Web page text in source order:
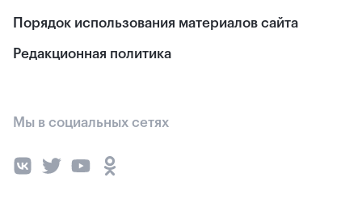
Порядок использования материалов сайта
Редакционная политика
Мы в социальных сетях